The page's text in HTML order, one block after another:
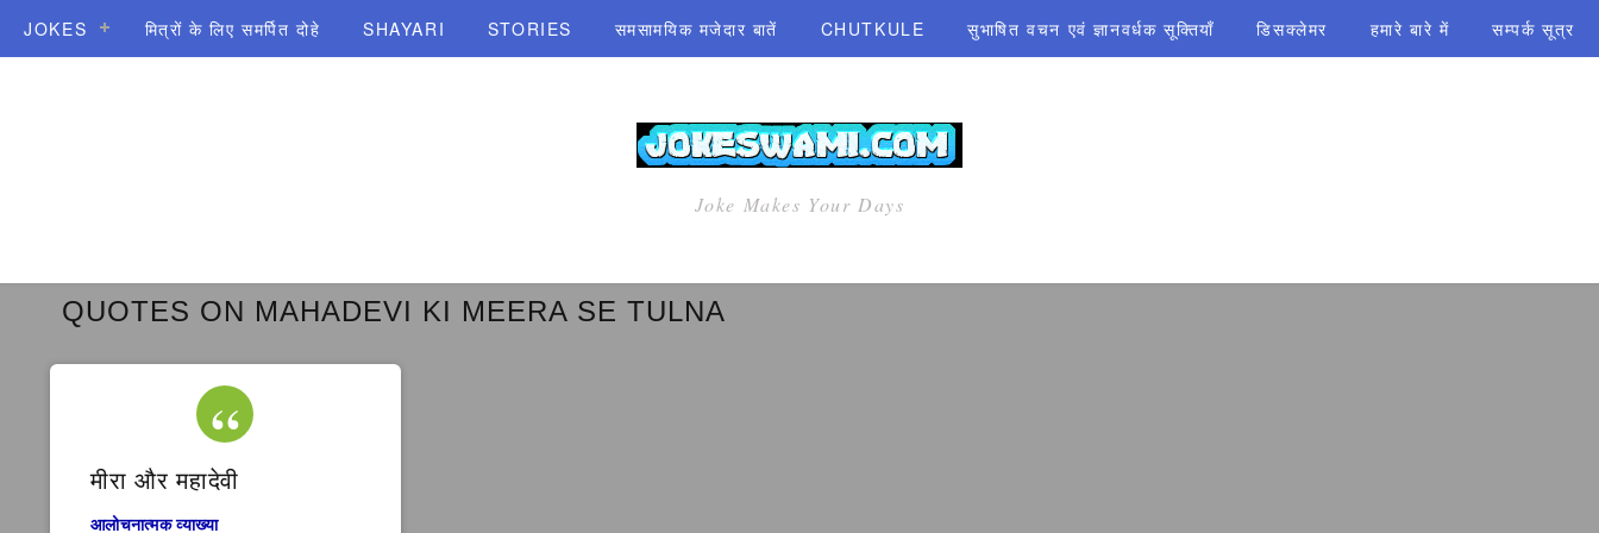
JOKES मित्रों के लिए समर्पित दोहे SHAYARI STORIES समसामयिक मजेदार बातें CHUTKULE सुभाषित वचन एवं ज्ञानवर्धक सूक्तियाँ डिसक्लेमर हमारे बारे में सम्पर्क सूत्र
Joke Makes Your Days
QUOTES ON MAHADEVI KI MEERA SE TULNA
मीरा और महादेवी
आलोचनात्मक व्याख्या